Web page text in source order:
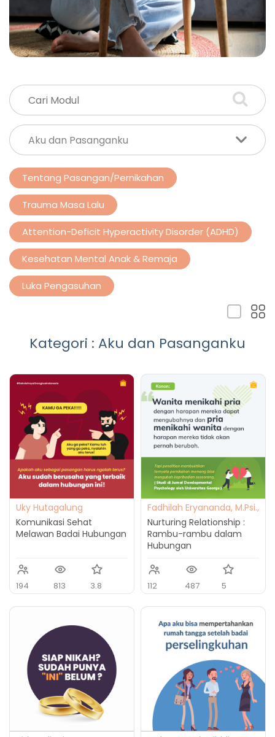
Tentang Pasangan/Pernikahan
Trauma Masa Lalu
Attention-Deficit Hyperactivity Disorder (ADHD)
Kesehatan Mental Anak & Remaja
Luka Pengasuhan
Kategori : Aku dan Pasanganku
Uky Hutagalung
Komunikasi Sehat
Melawan Badai Hubungan
194 813 3.8
Fadhilah Eryananda, M.Psi.,
Psikolog
Nurturing Relationship :
Rambu-rambu dalam
Hubungan
112 487 5